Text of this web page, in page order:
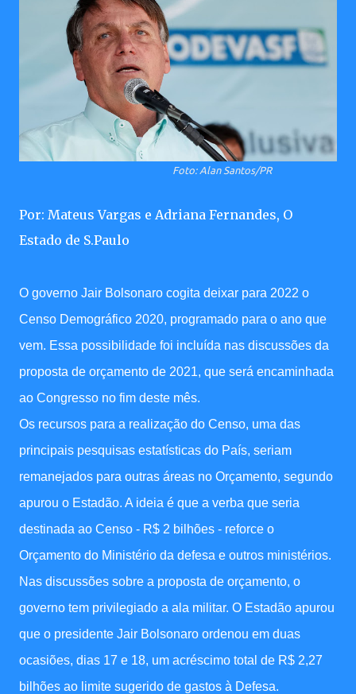
Foto: Alan Santos/PR
Por: Mateus Vargas e Adriana Fernandes, O
Estado de S.Paulo
O governo Jair Bolsonaro cogita deixar para 2022 o
Censo Demográfico 2020, programado para o ano que
vem. Essa possibilidade foi incluída nas discussões da
proposta de orçamento de 2021, que será encaminhada
ao Congresso no fim deste mês.
Os recursos para a realização do Censo, uma das
principais pesquisas estatísticas do País, seriam
remanejados para outras áreas no Orçamento, segundo
apurou o Estadão. A ideia é que a verba que seria
destinada ao Censo - R$ 2 bilhões - reforce o
Orçamento do Ministério da defesa e outros ministérios.
Nas discussões sobre a proposta de orçamento, o
governo tem privilegiado a ala militar. O Estadão apurou
que o presidente Jair Bolsonaro ordenou em duas
ocasiões, dias 17 e 18, um acréscimo total de R$ 2,27
bilhões ao limite sugerido de gastos à Defesa.